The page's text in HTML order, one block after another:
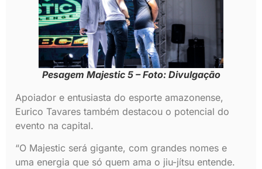
Pesagem Majestic 5 – Foto: Divulgação
Apoiador e entusiasta do esporte amazonense,
Eurico Tavares também destacou o potencial do
evento na capital.
“O Majestic será gigante, com grandes nomes e
uma energia que só quem ama o jiu-jítsu entende.